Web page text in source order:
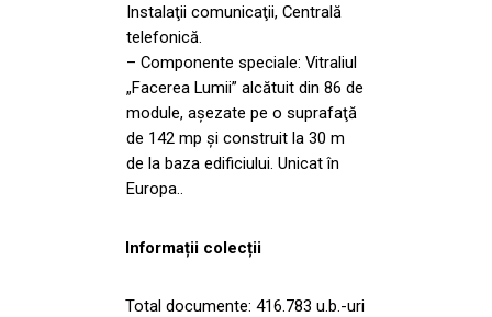
Instalaţii comunicaţii, Centrală
telefonică.
– Componente speciale: Vitraliul
„Facerea Lumii” alcătuit din 86 de
module, aşezate pe o suprafaţă
de 142 mp şi construit la 30 m
de la baza edificiului. Unicat în
Europa..
Informații colecții
Total documente: 416.783 u.b.-uri